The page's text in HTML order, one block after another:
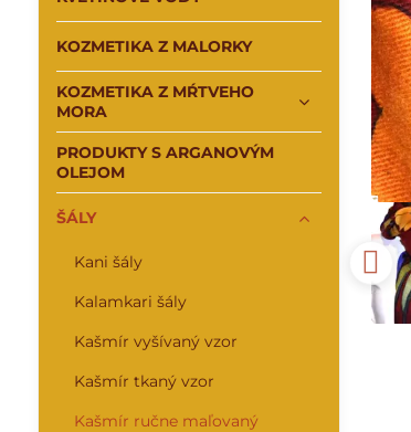
KOZMETIKA Z MALORKY
KOZMETIKA Z MŔTVEHO
MORA
PRODUKTY S ARGANOVÝM
OLEJOM
ŠÁLY
Kani šály
Kalamkari šály
Kašmír vyšívaný vzor
Kašmír tkaný vzor
Kašmír ručne maľovaný